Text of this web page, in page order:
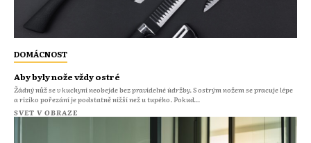
DOMÁCNOST
Aby byly nože vždy ostré
Žádný nůž se v kuchyni neobejde bez pravidelné údržby. S ostrým nožem se pracuje lépe
a riziko pořezání je podstatně nižší než u tupého. Pokud...
SVET V OBRAZE